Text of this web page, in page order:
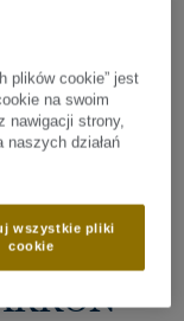
wzory (372)
do LVT -
plików cookie” jest
na swoim
nawigacji strony,
naszych działań
wszystkie pliki
cookie